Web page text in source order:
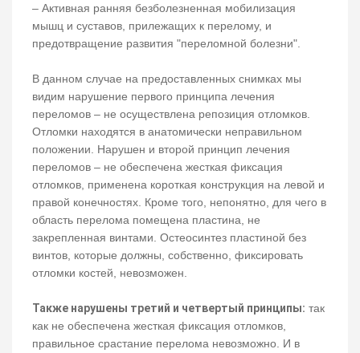
– Активная ранняя безболезненная мобилизация
мышц и суставов, прилежащих к перелому, и
предотвращение развития "переломной болезни".
В данном случае на предоставленных снимках мы
видим нарушение первого принципа лечения
переломов – не осуществлена репозиция отломков.
Отломки находятся в анатомически неправильном
положении. Нарушен и второй принцип лечения
переломов – не обеспечена жесткая фиксация
отломков, применена короткая конструкция на левой и
правой конечностях. Кроме того, непонятно, для чего в
область перелома помещена пластина, не
закрепленная винтами. Остеосинтез пластиной без
винтов, которые должны, собственно, фиксировать
отломки костей, невозможен.
Также нарушены третий и четвертый принципы: так
как не обеспечена жесткая фиксация отломков,
правильное срастание перелома невозможно. И в